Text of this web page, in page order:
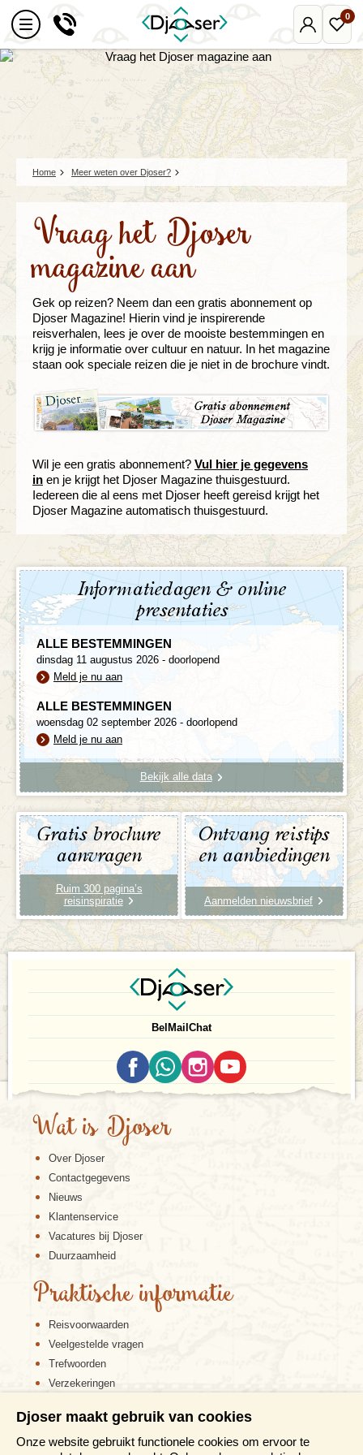
Mijn
Djoser
0
Home Meer weten over Djoser?
Vraag het Djoser
magazine aan
Gek op reizen? Neem dan een gratis abonnement op
Djoser Magazine! Hierin vind je inspirerende
reisverhalen, lees je over de mooiste bestemmingen en
krijg je informatie over cultuur en natuur. In het magazine
staan ook speciale reizen die je niet in de brochure vindt.
Wil je een gratis abonnement? Vul hier je gegevens
in en je krijgt het Djoser Magazine thuisgestuurd.
Iedereen die al eens met Djoser heeft gereisd krijgt het
Djoser Magazine automatisch thuisgestuurd.
Informatiedagen & online
presentaties
ALLE BESTEMMINGEN
dinsdag 11 augustus 2026 - doorlopend
Meld je nu aan
ALLE BESTEMMINGEN
woensdag 02 september 2026 - doorlopend
Meld je nu aan
Bekijk alle data
Gratis brochure
aanvragen
Ruim 300 pagina’s
reisinspiratie
Ontvang reistips
en aanbiedingen
Aanmelden nieuwsbrief
Bel Mail Chat
Wat is Djoser
Over Djoser
Contactgegevens
Nieuws
Klantenservice
Vacatures bij Djoser
Duurzaamheid
Praktische informatie
Reisvoorwaarden
Veelgestelde vragen
Trefwoorden
Verzekeringen
Disclaimer
Cookiebeleid
Djoser maakt gebruik van cookies
Onze website gebruikt functionele cookies om ervoor te